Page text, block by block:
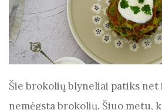
Šie brokolių blyneliai patiks
nemėgsta brokolių. Šiuo metu,